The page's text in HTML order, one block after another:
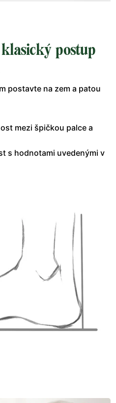
postup
postavte na zem a patou
mezi špičkou palce a
s hodnotami uvedenými v